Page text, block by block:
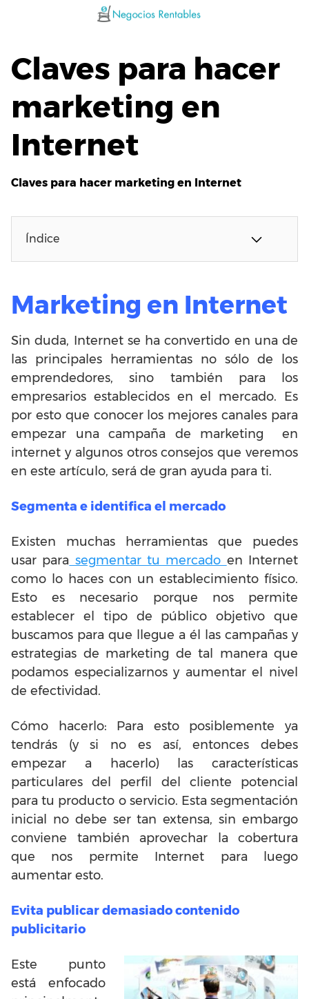
Claves para hacer
marketing en
Internet
Claves para hacer marketing en Internet
Índice
Marketing en Internet
Sin duda, Internet se ha convertido en una de
las principales herramientas no sólo de los
emprendedores, sino también para los
empresarios establecidos en el mercado. Es
por esto que conocer los mejores canales para
empezar una campaña de marketing en
internet y algunos otros consejos que veremos
en este artículo, será de gran ayuda para ti.
Segmenta e identifica el mercado
Existen muchas herramientas que puedes
usar para segmentar tu mercado en Internet
como lo haces con un establecimiento físico.
Esto es necesario porque nos permite
establecer el tipo de público objetivo que
buscamos para que llegue a él las campañas y
estrategias de marketing de tal manera que
podamos especializarnos y aumentar el nivel
de efectividad.
Cómo hacerlo: Para esto posiblemente ya
tendrás (y si no es así, entonces debes
empezar a hacerlo) las características
particulares del perfil del cliente potencial
para tu producto o servicio. Esta segmentación
inicial no debe ser tan extensa, sin embargo
conviene también aprovechar la cobertura
que nos permite Internet para luego
aumentar esto.
Evita publicar demasiado contenido
publicitario
Este punto
está enfocado